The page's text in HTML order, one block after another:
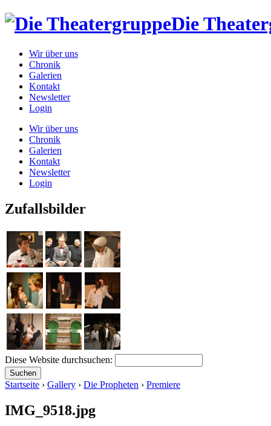
Die
Wir über uns
Chronik
Galerien
Kontakt
Newsletter
Login
Wir über uns
Chronik
Galerien
Kontakt
Newsletter
Login
Zufallsbilder
Diese Website durchsuchen:
Startseite › Gallery › Die Propheten › Premiere
IMG_9518.jpg